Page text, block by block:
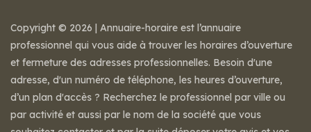
Copyright © 2026 | Annuaire-horaire est l’annuaire
professionnel qui vous aide à trouver les horaires d’ouverture
et fermeture des adresses professionnelles. Besoin d'une
adresse, d'un numéro de téléphone, les heures d’ouverture,
d’un plan d'accès ? Recherchez le professionnel par ville ou
par activité et aussi par le nom de la société que vous